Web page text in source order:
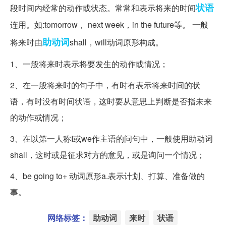
段时间内经常的动作或状态。常常和表示将来的时间状语
连用。如:tomorrow， next week，in the future等。 一般
将来时由助动词shall，will动词原形构成。
1、一般将来时表示将要发生的动作或情况；
2、在一般将来时的句子中，有时有表示将来时间的状
语，有时没有时间状语，这时要从意思上判断是否指未来
的动作或情况；
3、在以第一人称I或we作主语的问句中，一般使用助动词
shall，这时或是征求对方的意见，或是询问一个情况；
4、be going to+ 动词原形a.表示计划、打算、准备做的
事。
网络标签： 助动词 来时 状语